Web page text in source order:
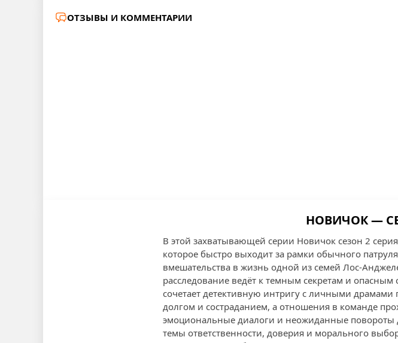
ОТЗЫВЫ И КОММЕНТАРИИ
НОВИЧОК —
В этой захватывающей серии Новичок сезон 2
которое быстро выходит за рамки обычного
вмешательства в жизнь одной из семей Лос-
расследование ведёт к темным секретам и
сочетает детективную интригу с личными
долгом и состраданием, а отношения в команде
эмоциональные диалоги и неожиданные повороты
темы ответственности, доверия и морального